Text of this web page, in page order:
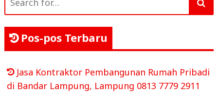
for:
Pos-pos Terbaru
Jasa Kontraktor Pembangunan Rumah Pribadi
di Bandar Lampung, Lampung 0813 7779 2911